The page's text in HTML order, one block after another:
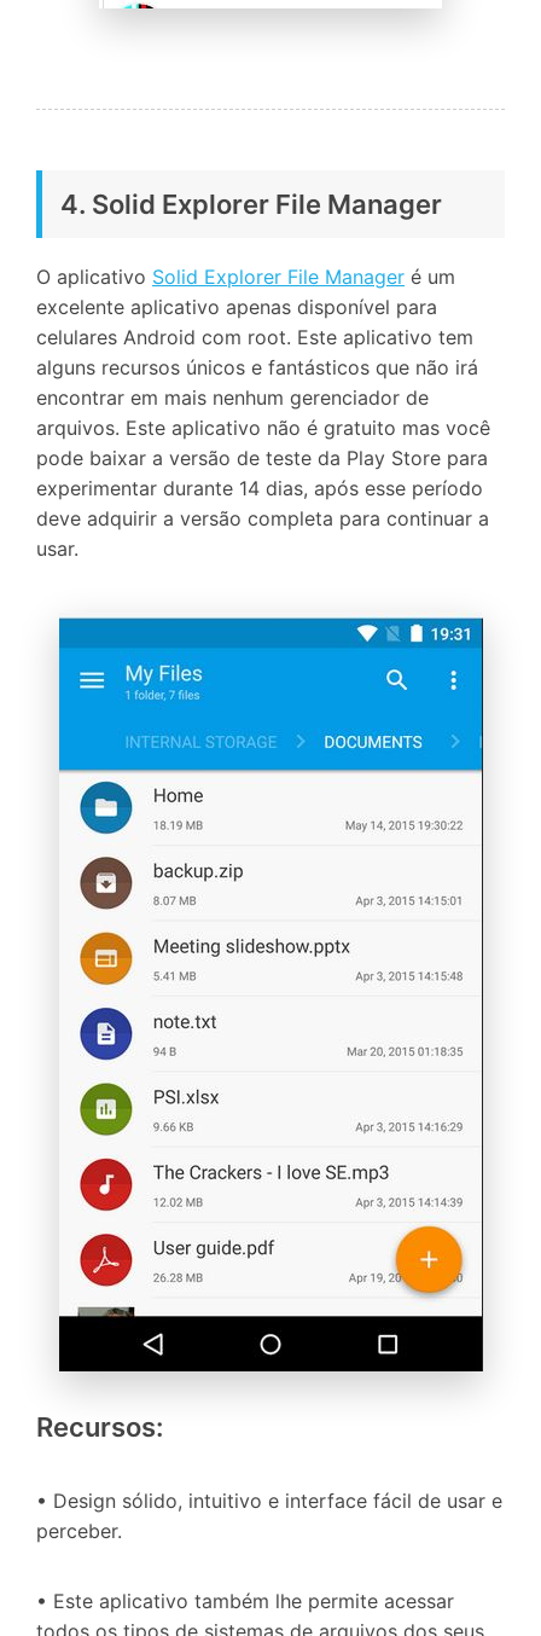
4. Solid Explorer File Manager
O aplicativo Solid Explorer File Manager é um
excelente aplicativo apenas disponível para
celulares Android com root. Este aplicativo tem
alguns recursos únicos e fantásticos que não irá
encontrar em mais nenhum gerenciador de
arquivos. Este aplicativo não é gratuito mas você
pode baixar a versão de teste da Play Store para
experimentar durante 14 dias, após esse período
deve adquirir a versão completa para continuar a
usar.
Recursos:
• Design sólido, intuitivo e interface fácil de usar e
perceber.
• Este aplicativo também lhe permite acessar
todos os tipos de sistemas de arquivos dos seus